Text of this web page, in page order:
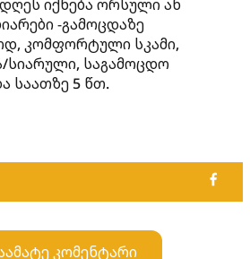
იქნება ორსული ან
-გამოცდაზე
კომფორტული სკამი,
სიარული, საგამოცდო
საათზე 5 წთ.
კომენტარი